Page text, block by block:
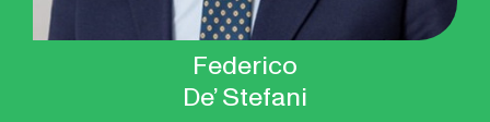
Federico
De’ Stefani